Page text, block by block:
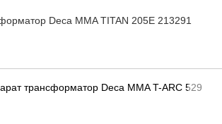
Deca MMA TITAN 205E 213291